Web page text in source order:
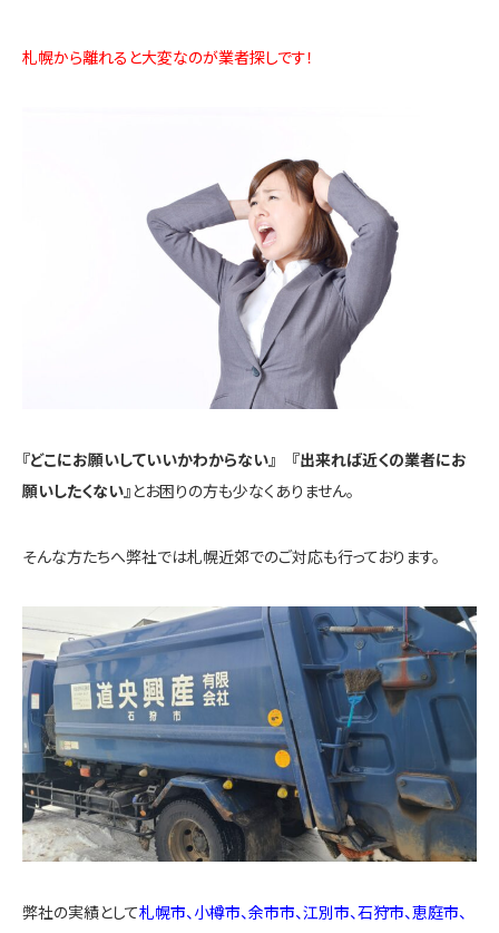
札幌から離れると大変なのが業者探しです！
『どこにお願いしていいかわからない』 『出来れば近くの業者にお
願いしたくない』とお困りの方も少なくありません。
そんな方たちへ弊社では札幌近郊でのご対応も行っております。
弊社の実績として札幌市、小樽市、余市市、江別市、石狩市、恵庭市、